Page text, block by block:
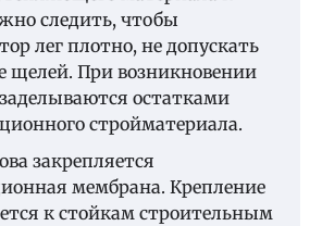
следить, чтобы
лег плотно, не допускать
щелей. При возникновении
остатками
стройматериала.
закрепляется
мембрана. Крепление
к стойкам строительным